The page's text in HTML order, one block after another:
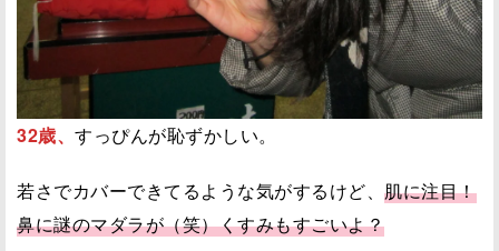
32歳、 すっぴんが恥ずかしい。
若さでカバーできてるような気がするけど、 肌に注目！
鼻に謎のマダラが（笑）くすみもすごいよ？